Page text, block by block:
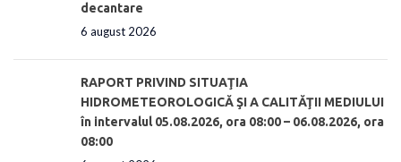
decantare
6 august 2026
RAPORT PRIVIND SITUAŢIA
HIDROMETEOROLOGICĂ ŞI A CALITĂŢII MEDIULUI
în intervalul 05.08.2026, ora 08:00 – 06.08.2026, ora
08:00